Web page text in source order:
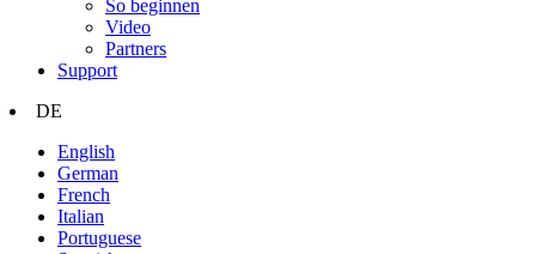
So beginnen
Video
Partners
Support
DE
English
German
French
Italian
Portuguese